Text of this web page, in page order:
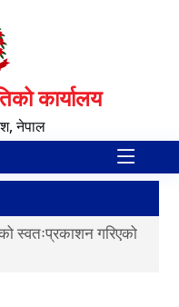
कार्यालय
नेपाल
स्वतःप्रकाशन गरिएको